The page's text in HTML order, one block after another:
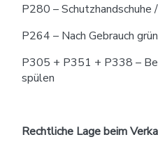
P280 –
P264 – Nach Gebrauch
P305 + P351 + P338 –
spülen
Rechtliche Lage beim